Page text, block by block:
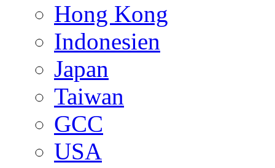
Hong Kong
Indonesien
Japan
Taiwan
GCC
USA